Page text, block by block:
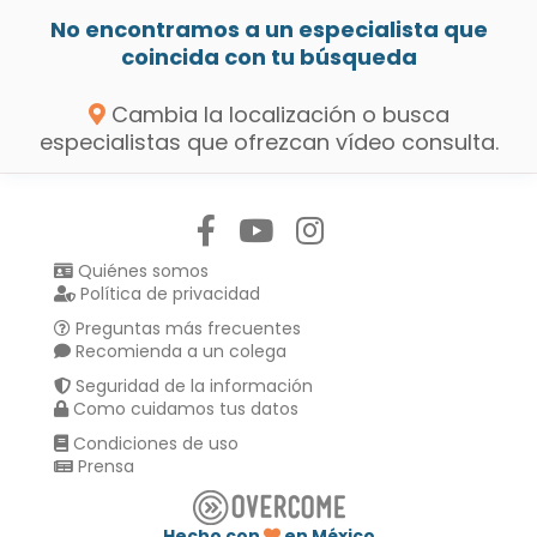
No encontramos a un especialista que
coincida con tu búsqueda
Cambia la localización o busca
especialistas que ofrezcan vídeo consulta.
Quiénes somos
Política de privacidad
Preguntas más frecuentes
Recomienda a un colega
Seguridad de la información
Como cuidamos tus datos
Condiciones de uso
Prensa